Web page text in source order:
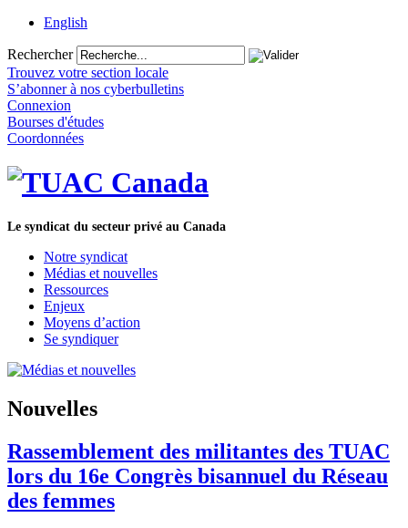
English
Rechercher
Trouvez votre section locale
S’abonner à nos cyberbulletins
Connexion
Bourses d'études
Coordonnées
Le syndicat du secteur privé au Canada
Notre syndicat
Médias et nouvelles
Ressources
Enjeux
Moyens d’action
Se syndiquer
Nouvelles
Rassemblement des militantes des TUAC
lors du 16e Congrès bisannuel du Réseau
des femmes